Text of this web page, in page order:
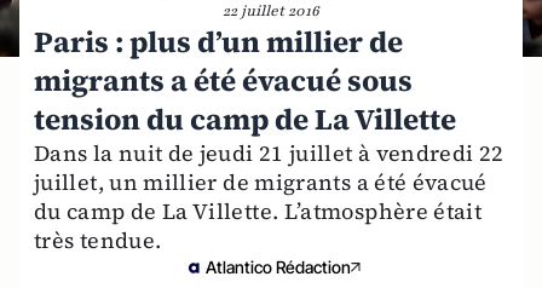
22 juillet 2016
Paris : plus d’un millier de
migrants a été évacué sous
tension du camp de La Villette
Dans la nuit de jeudi 21 juillet à vendredi 22
juillet, un millier de migrants a été évacué
du camp de La Villette. L’atmosphère était
très tendue.
Atlantico Rédaction